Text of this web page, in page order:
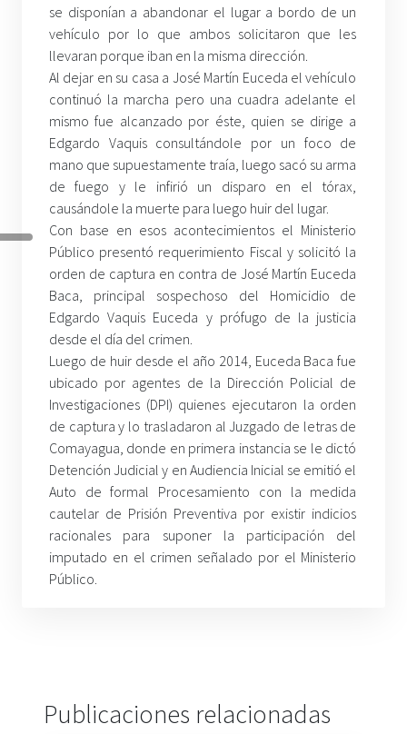
se disponían a abandonar el lugar a bordo de un
vehículo por lo que ambos solicitaron que les
llevaran porque iban en la misma dirección.
Al dejar en su casa a José Martín Euceda el vehículo
continuó la marcha pero una cuadra adelante el
mismo fue alcanzado por éste, quien se dirige a
Edgardo Vaquis consultándole por un foco de
mano que supuestamente traía, luego sacó su arma
de fuego y le infirió un disparo en el tórax,
causándole la muerte para luego huir del lugar.
Con base en esos acontecimientos el Ministerio
Público presentó requerimiento Fiscal y solicitó la
orden de captura en contra de José Martín Euceda
Baca, principal sospechoso del Homicidio de
Edgardo Vaquis Euceda y prófugo de la justicia
desde el día del crimen.
Luego de huir desde el año 2014, Euceda Baca fue
ubicado por agentes de la Dirección Policial de
Investigaciones (DPI) quienes ejecutaron la orden
de captura y lo trasladaron al Juzgado de letras de
Comayagua, donde en primera instancia se le dictó
Detención Judicial y en Audiencia Inicial se emitió el
Auto de formal Procesamiento con la medida
cautelar de Prisión Preventiva por existir indicios
racionales para suponer la participación del
imputado en el crimen señalado por el Ministerio
Público.
Publicaciones relacionadas